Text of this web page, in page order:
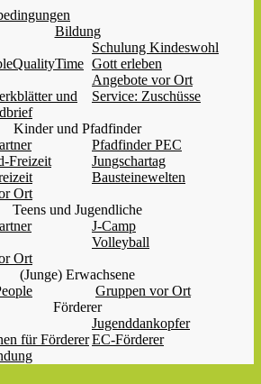
Bildung
Schulung Kindeswohl
Gott erleben
Angebote vor Ort
und
Service: Zuschüsse
Kinder und Pfadfinder
Pfadfinder PEC
Freizeit
Jungschartag
Bausteinewelten
Ort
Teens und Jugendliche
J-Camp
Volleyball
Ort
(Junge) Erwachsene
Gruppen vor Ort
Förderer
Jugenddankopfer
für FördererEC-Förderer